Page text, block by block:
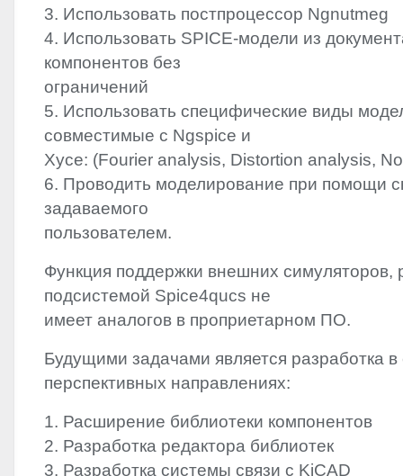
3. Использовать постпроцессор Ngnutmeg
4. Использовать SPICE-модели из
компонентов без
ограничений
5. Использовать специфические виды
совместимые с Ngspice и
Xyce: (Fourier analysis, Distortion analysis,
6. Проводить моделирование при помощи
задаваемого
пользователем.
Функция поддержки внешних симуляторов,
подсистемой Spice4qucs не
имеет аналогов в проприетарном ПО.
Будущими задачами является разработка
перспективных направлениях:
1. Расширение библиотеки компонентов
2. Разработка редактора библиотек
3. Разработка системы связи с KiCAD